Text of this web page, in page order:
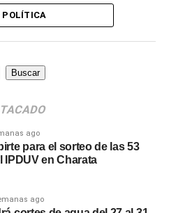
POLÍTICA
Buscar
ago
para el sorteo de las 53
IPDUV en Charata
ago